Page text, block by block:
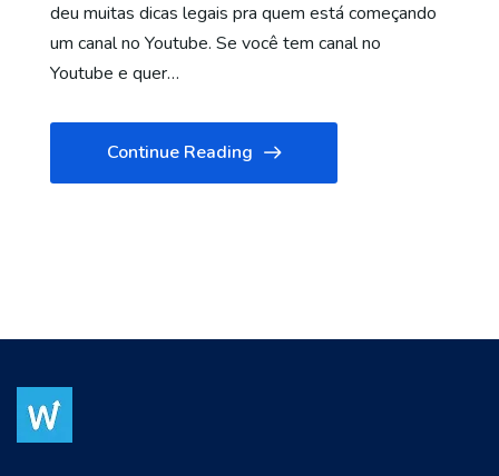
deu muitas dicas legais pra quem está começando
um canal no Youtube. Se você tem canal no
Youtube e quer…
Continue Reading